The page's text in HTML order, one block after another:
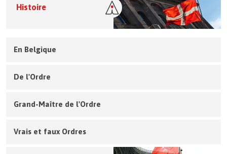
Histoire
En Belgique
De l'Ordre
Grand-Maître de l'Ordre
Vrais et faux Ordres